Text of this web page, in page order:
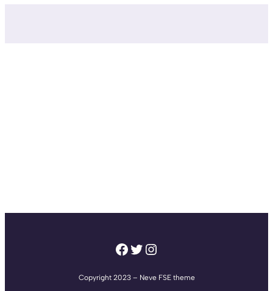
Facebook
Twitter
Instagram
Copyright 2023 – Neve FSE theme